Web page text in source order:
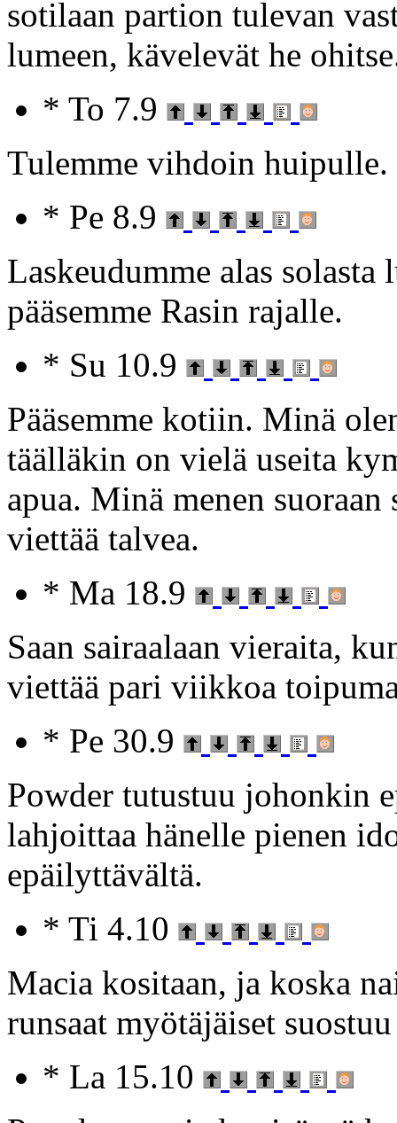
sotilaan partion tulevan
lumeen, kävelevät he
* To 7.9
Tulemme vihdoin huipulle.
* Pe 8.9
Laskeudumme alas
pääsemme Rasin rajalle.
* Su 10.9
Pääsemme kotiin. Minä
täälläkin on vielä useita
apua. Minä menen suoraan
viettää talvea.
* Ma 18.9
Saan sairaalaan vieraita,
viettää pari viikkoa
* Pe 30.9
Powder tutustuu johonkin
lahjoittaa hänelle pienen
epäilyttävältä.
* Ti 4.10
Macia kositaan, ja koska
runsaat myötäjäiset
* La 15.10